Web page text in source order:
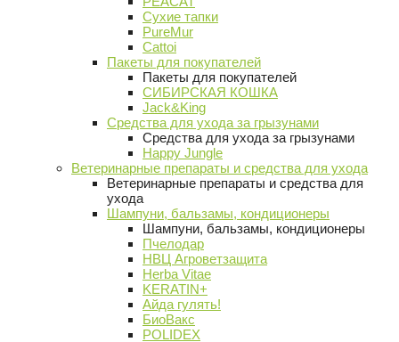
Сухие тапки
PureMur
Cattoi
Пакеты для покупателей
Пакеты для покупателей
СИБИРСКАЯ КОШКА
Jack&King
Средства для ухода за грызунами
Средства для ухода за грызунами
Happy Jungle
Ветеринарные препараты и средства для ухода
Ветеринарные препараты и средства для
ухода
Шампуни, бальзамы, кондиционеры
Шампуни, бальзамы, кондиционеры
Пчелодар
НВЦ Агроветзащита
Herba Vitae
KERATIN+
Айда гулять!
БиоВакс
POLIDEX